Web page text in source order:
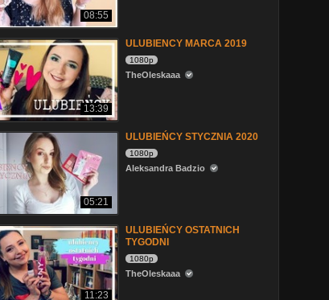
08:55
13:39
ULUBIENCY MARCA 2019
1080p
TheOleskaaa
05:21
ULUBIEŃCY STYCZNIA 2020
1080p
Aleksandra Badzio
11:23
ULUBIEŃCY OSTATNICH
TYGODNI
1080p
TheOleskaaa